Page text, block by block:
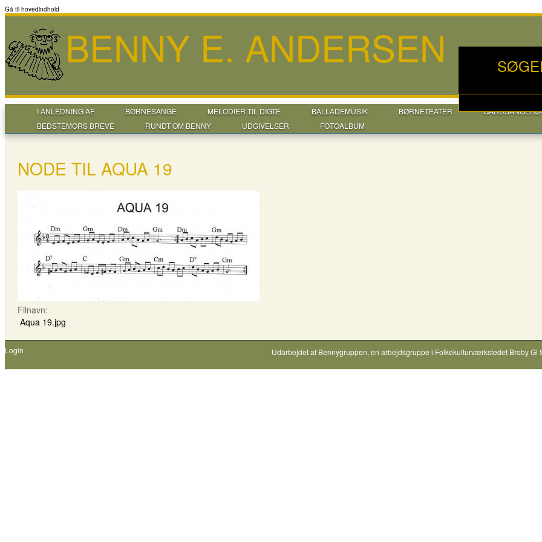
Gå til hovedindhold
BENNY E. ANDERSEN
I ANLEDNING AF BØRNESANGE MELODIER TIL DIGTE BALLADEMUSIK BØRNETEATER
BEDSTEMORS BREVE
RUNDT OM BENNY UDGIVELSER FOTOALBUM
NODE TIL AQUA 19
Filnavn:
Aqua 19.jpg
Login Udarbejdet af Bennygruppen, en arbejdsgruppe i Folkekulturværkstedet Broby Gl